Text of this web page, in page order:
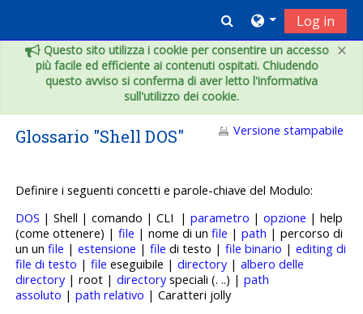
×
Questo sito utilizza i cookie per consentire un accesso
più facile ed efficiente ai contenuti ospitati. Chiudendo
questo avviso si conferma di aver letto l'informativa
sull'utilizzo dei cookie.
Toggle search
Log in
Glossario "Shell DOS" Versione stampabile
Definire i seguenti concetti e parole-chiave del Modulo:
DOS | Shell | comando | CLI |parametro |opzione | help
(come ottenere) |file | nome di unfile |path | percorso di
un unfile |estensione |file di testo |file binario |editing di
file di testo |file eseguibile |directory |albero delle
directory | root |directory speciali (. ..) |path
assoluto |path relativo | Caratteri jolly